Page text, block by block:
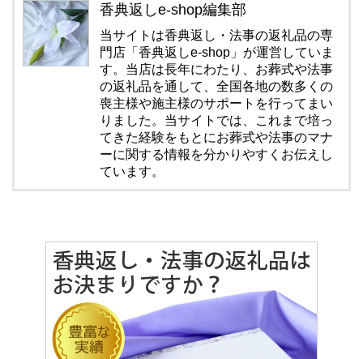
香典返しe-shop編集部
当サイトは香典返し・法事の返礼品の専
門店「香典返しe-shop」が運営していま
す。当店は長年にわたり、お葬式や法事
の返礼品を通して、全国各地の数多くの
喪主様や施主様のサポートを行ってまい
りました。当サイトでは、これまで培っ
てきた経験をもとにお葬式や法事のマナ
ーに関する情報を分かりやすくお伝えし
ています。